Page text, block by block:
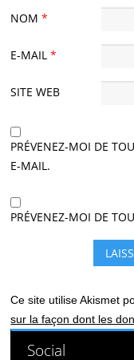
NOM*
E-MAIL*
SITE WEB
PRÉVENEZ-MOI DE
E-MAIL.
PRÉVENEZ-MOI DE
Ce site utilise Akismet
sur la façon dont les
Social